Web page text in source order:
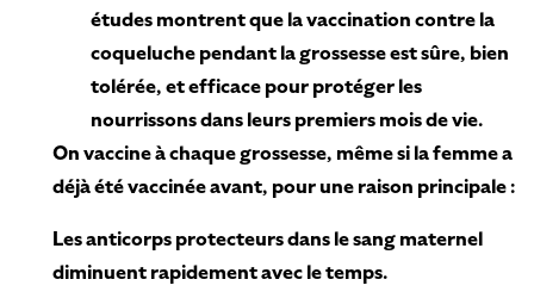
études montrent que la vaccination contre la
coqueluche pendant la grossesse est sûre, bien
tolérée, et efficace pour protéger les
nourrissons dans leurs premiers mois de vie.
On vaccine à chaque grossesse, même si la femme a
déjà été vaccinée avant, pour une raison principale :
Les anticorps protecteurs dans le sang maternel
diminuent rapidement avec le temps.